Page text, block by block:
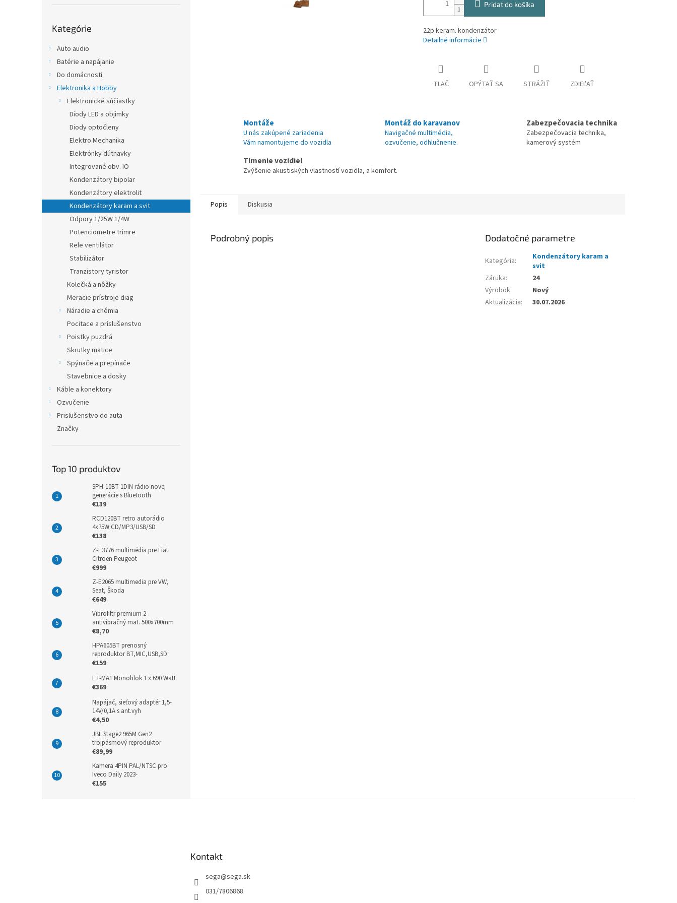
kategórie
Kategórie
Auto audio
Batérie a napájanie
Do domácnosti
Elektronika a Hobby
Elektronické súčiastky
Diody LED a objimky
Diody optočleny
Elektro Mechanika
Elektrónky dútnavky
Integrované obv. IO
Kondenzátory bipolar
Kondenzátory elektrolit
Kondenzátory karam a svit
Odpory 1/25W 1/4W
Potenciometre trimre
Rele ventilátor
Stabilizátor
Tranzistory tyristor
Kolečká a nôžky
Meracie prístroje diag
Náradie a chémia
Pocitace a príslušenstvo
Poistky puzdrá
Skrutky matice
Spýnače a prepínače
Stavebnice a dosky
Káble a konektory
Ozvučenie
Prislušenstvo do auta
Značky
Top 10 produktov
SPH-10BT-1DIN rádio novej
generácie s Bluetooth
€139
RCD120BT retro autorádio
4x75W CD/MP3/USB/SD
€138
Z-E3776 multimédia pre Fiat
Citroen Peugeot
€999
Z-E2065 multimedia pre VW,
Seat, Škoda
€649
Vibrofiltr premium 2
antivibračný mat. 500x700mm
€8,70
HPA605BT prenosný
reproduktor BT,MIC,USB,SD
€159
ET-MA1 Monoblok 1 x 690 Watt
€369
Napájač, sieťový adaptér 1,5-
14V/0,1A s ant.vyh
€4,50
JBL Stage2 965M Gen2
trojpásmový reproduktor
€89,99
Kamera 4PIN PAL/NTSC pro
Iveco Daily 2023-
€155
Pridať do košíka
22p keram. kondenzátor
Detailné informácie
TLAČ OPÝTAŤ SA STRÁŽIŤ ZDIEĽAŤ
Montáže
U nás zakúpené zariadenia
Vám namontujeme do vozidla
Montáž do karavanov
Navigačné multimédia,
ozvučenie, odhlučnenie.
Zabezpečovacia technika
Zabezpečovacia technika,
kamerový systém
Tlmenie vozidiel
Zvýšenie akustiských vlastností vozidla, a komfort.
Popis Diskusia
Podrobný popis Dodatočné parametre
Kategória:
Kondenzátory karam a
svit
Záruka:
24
Výrobok:
Nový
Aktualizácia: 30.07.2026
Kontakt
sega@sega.sk
031/7806868